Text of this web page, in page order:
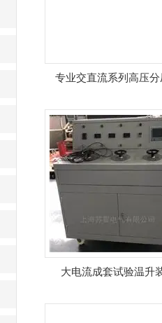
专业交直流系列高压分
大电流成套试验温升